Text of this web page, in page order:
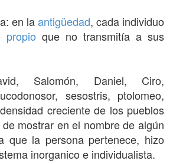
en laantigüedad, cada individuo
propio que no transmitía a sus
Salomón, Daniel, Ciro,
sesostris, ptolomeo,
creciente de los pueblos
mostrar en el nombre de algún
que la persona pertenece, hizo
inorganico e individualista.